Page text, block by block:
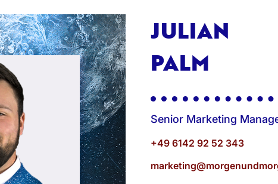
JULIAN
PALM
Senior Marketing
+49 6142 92 52 343